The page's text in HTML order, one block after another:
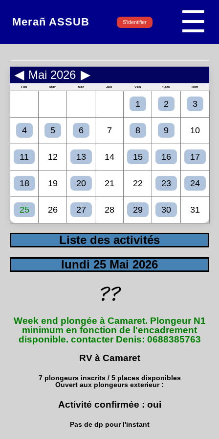
Merañ ASSUB S'identifier ☰
◀ Mai 2026 ▶
Lun Mar Mer Jeu Ven Sam Dim
1 2 3
4 5 6 7 8 9 10
11 12 13 14 15 16 17
18 19 20 21 22 23 24
25 26 27 28 29 30 31
Liste des activités
lundi 25 Mai 2026
Week end plongée à Camaret. Plongeur N1
minimum en fonction de l'encadrement
disponible. contacter Denis: 0688385763
RV à Camaret
7 plongeurs inscrits / 5 places disponibles
Ouvert aux plongeurs exterieur :
Activité confirmée : oui
Pas de dp pour l'instant